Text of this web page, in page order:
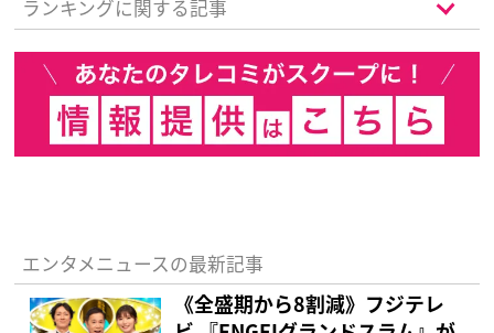
ランキングに関する記事
エンタメニュースの最新記事
《全盛期から8割減》フジテレ